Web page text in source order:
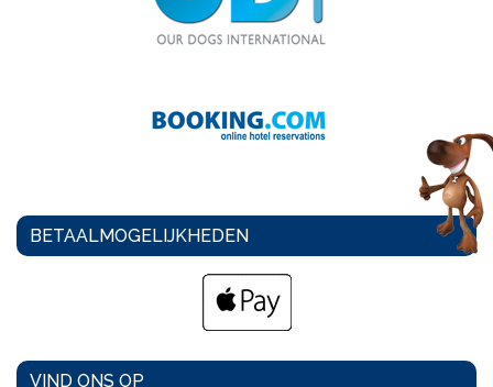
BETAALMOGELIJKHEDEN
VIND ONS OP